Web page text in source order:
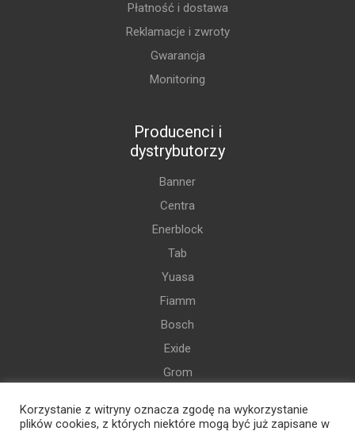
Płatność i dostawa
Reklamacje i zwroty
Gwarancja
Monitoring
Producenci i
dystrybutorzy
Banner
Centra
Enerblock
Tab
Yuasa
Fiamm
Bosch
Exide
Grom
i więcej
Korzystanie z witryny oznacza zgodę na wykorzystanie
plików cookies, z których niektóre mogą być już zapisane w